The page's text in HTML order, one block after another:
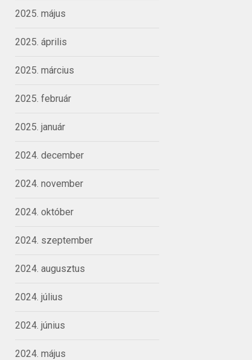
2025. május
2025. április
2025. március
2025. február
2025. január
2024. december
2024. november
2024. október
2024. szeptember
2024. augusztus
2024. július
2024. június
2024. május